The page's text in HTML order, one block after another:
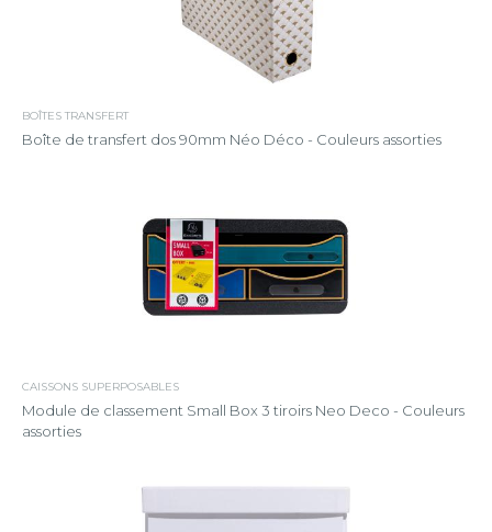
BOÎTES TRANSFERT
Boîte de transfert dos 90mm Néo Déco - Couleurs assorties
CAISSONS SUPERPOSABLES
Module de classement Small Box 3 tiroirs Neo Deco - Couleurs
assorties